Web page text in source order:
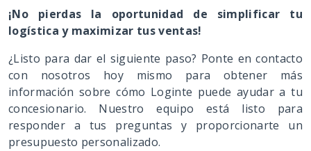
¡No pierdas la oportunidad de simplificar tu
logística y maximizar tus ventas!
¿Listo para dar el siguiente paso? Ponte en contacto
con nosotros hoy mismo para obtener más
información sobre cómo Loginte puede ayudar a tu
concesionario. Nuestro equipo está listo para
responder a tus preguntas y proporcionarte un
presupuesto personalizado.